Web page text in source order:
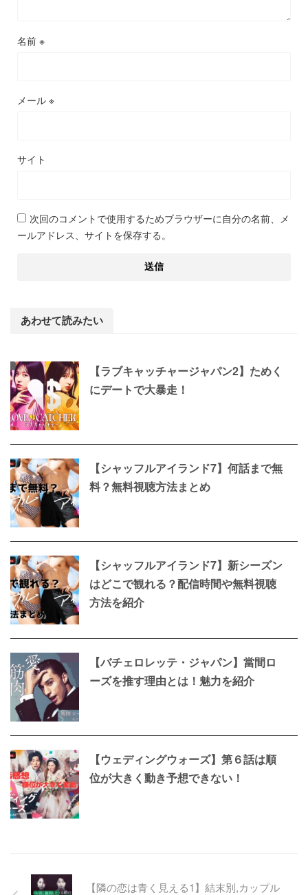
名前 ※
メール ※
サイト
次回のコメントで使用するためブラウザーに自分の名前、メ
ールアドレス、サイトを保存する。
あわせて読みたい
【ラブキャッチャージャパン2】ためく
にデートで大暴走！
【シャッフルアイランド7】何話まで無
料？無料視聴方法まとめ
【シャッフルアイランド7】新シーズン
はどこで観れる？配信時間や無料視聴
方法を紹介
【バチェロレッテ・ジャパン】當間ロ
ーズを推す理由とは！魅力を紹介
【ウェディングウォーズ】第６話は順
位が大きく動き予想できない！
【隣の恋は青く見える1】結末別,カップル